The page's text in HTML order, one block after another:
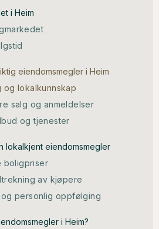
i Heim
eiendomsmegler i Heim
og lokalkunnskap
salg og anmeldelser
og tjenester
lokalkjent eiendomsmegler
boligpriser
av kjøpere
personlig oppfølging
i Heim?